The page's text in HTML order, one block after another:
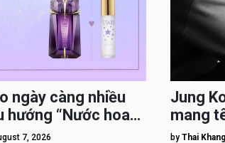
ngày càng nhiều
hướng “Nước hoa
7, 2026
Jung
mang
by Thai